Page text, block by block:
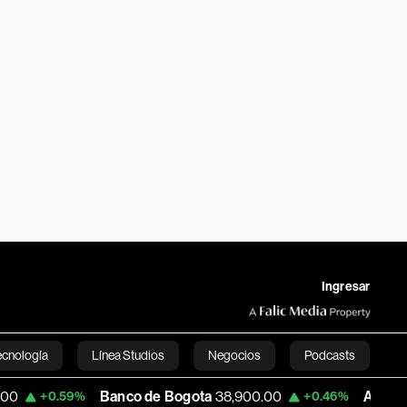
Ingresar
Línea Studios Negocios Podcasts
English
Banco de Bogota 38,900.00 +0.46% Apple 311.195